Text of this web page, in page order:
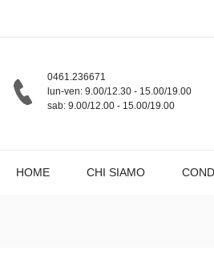
0461.236671
lun-ven: 9.00/12.30 - 15.00/19.00
sab: 9.00/12.00 - 15.00/19.00
HOME CHI SIAMO